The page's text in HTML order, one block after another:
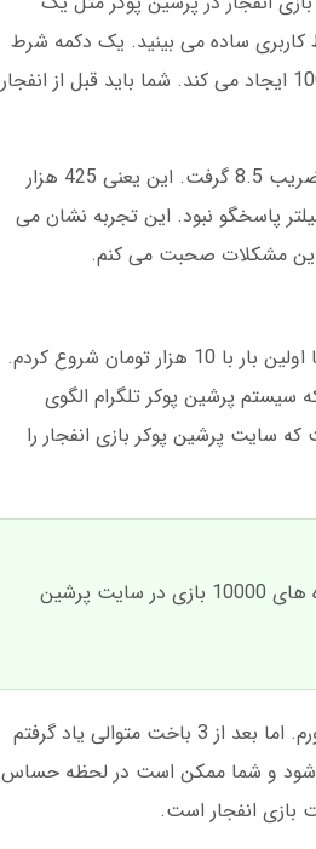
ساده می بینید. یک دکمه شرط
بندی وجود دارد که باید مبلغ مورد نظر را وارد کنید. سیستم به صورت خودکار یک ضریب بین 1 تا 100 ایجاد می کند. شما باید قبل از انفجار
یک روز دوستم محمد گفت دوست دارد بازی انفجار را امتحان کند. او 50 هزار تومان شرط بست و ضریب 8.5 گرفت. این یعنی 425 هزار
پاسخگو نبود. این تجربه نشان می
این مشکلات صحبت می کنم.
تصور کنید می خواهید در بازی انفجار شرط بندی کنید. بهتر است با مبالغ کم شروع کنید. من شخصا اولین بار با 10 هزار تومان شروع کردم.
که سیستم پرشین پوکر تلگرام الگوی
دسامبر 2024، یک کاربر در تلگرام نوشت که سایت پرشین پوکر بازی انفجار را
در بازی انفجار، اگر ضریب به 2 برسد، 60 درصد شانس دارد که زودتر منفجر شود. این آمار از داده های 10000 بازی در سایت پرشین
بیایید صادق باشیم. من وقتی اولین بار بازی انفجار را دیدم، فکر کردم می توانم به راحتی پول دربیاورم. اما بعد از 3 باخت متوالی یاد گرفتم
شود و شما ممکن است در لحظه حساس